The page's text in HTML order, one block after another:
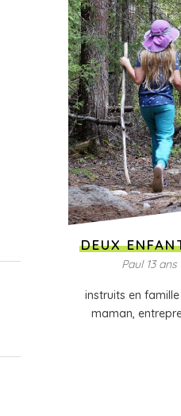
DEUX
Paul 13
instruits en
maman,